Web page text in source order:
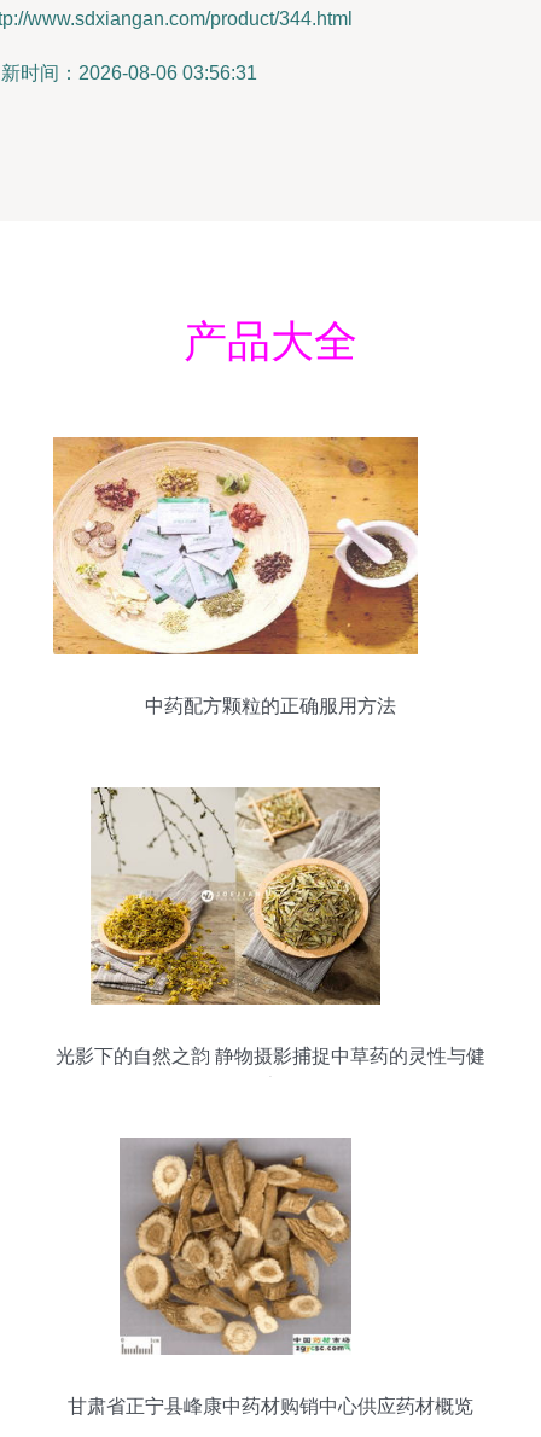
www.sdxiangan.com/product/344.html
时间：2026-08-06 03:56:31
产品大全
中药配方颗粒的正确服用方法
光影下的自然之韵 静物摄影捕捉中草药的灵性与健
甘肃省正宁县峰康中药材购销中心供应药材概览